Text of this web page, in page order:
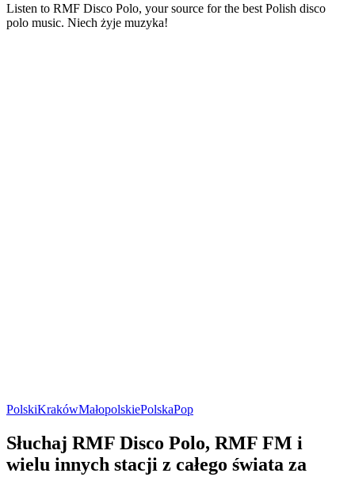
Listen to RMF Disco Polo, your source for the best Polish disco
polo music. Niech żyje muzyka!
PolskiKrakówMałopolskiePolskaPop
Słuchaj RMF Disco Polo, RMF FM i
wielu innych stacji z całego świata za